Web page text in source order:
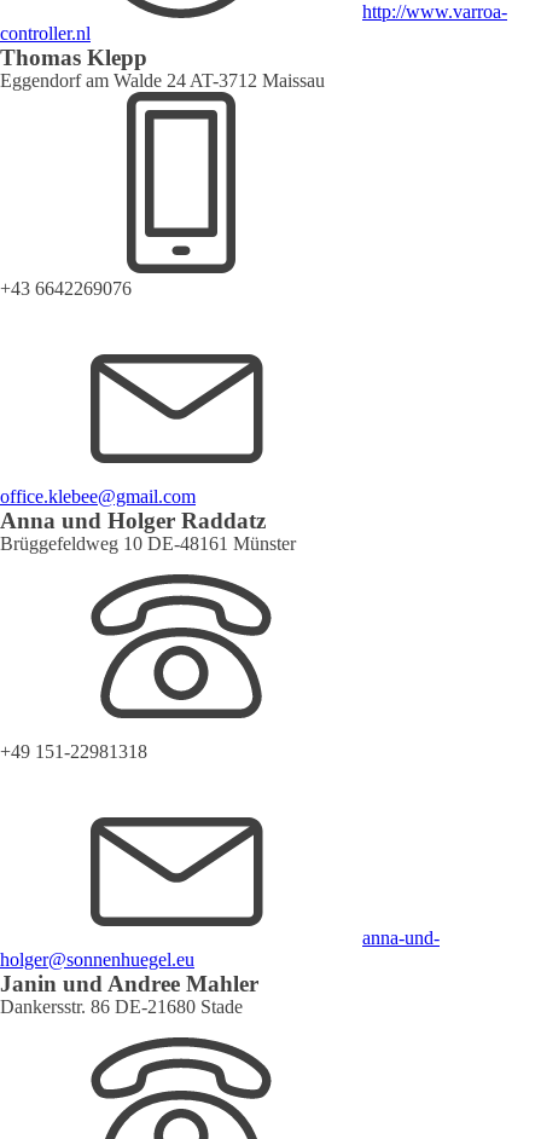
http://www.varroa-
controller.nl
Thomas Klepp
Eggendorf am Walde 24 AT-3712 Maissau
+43 6642269076
office.klebee@gmail.com
Anna und Holger Raddatz
Brüggefeldweg 10 DE-48161 Münster
+49 151-22981318
anna-und-
holger@sonnenhuegel.eu
Janin und Andree Mahler
Dankersstr. 86 DE-21680 Stade